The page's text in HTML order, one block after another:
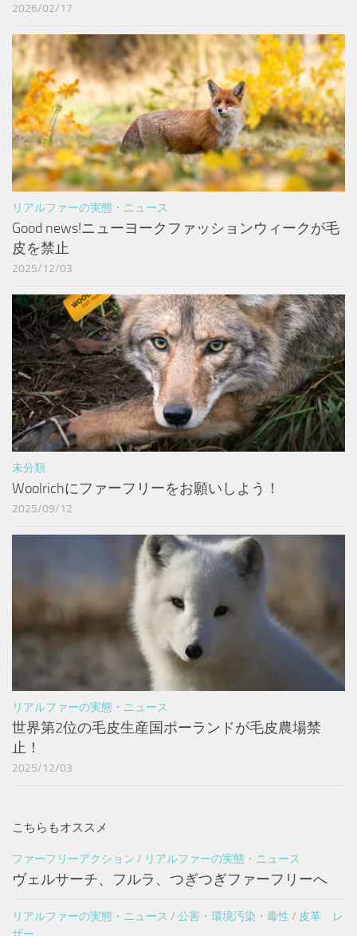
2026/02/17
リアルファーの実態・ニュース
Good news!ニューヨークファッションウィークが毛
皮を禁止
2025/12/03
未分類
Woolrichにファーフリーをお願いしよう！
2025/09/12
リアルファーの実態・ニュース
世界第2位の毛皮生産国ポーランドが毛皮農場禁
止！
2025/12/03
こちらもオススメ
ファーフリーアクション / リアルファーの実態・ニュース
ヴェルサーチ、フルラ、つぎつぎファーフリーへ
リアルファーの実態・ニュース / 公害・環境汚染・毒性/ 皮革 レ